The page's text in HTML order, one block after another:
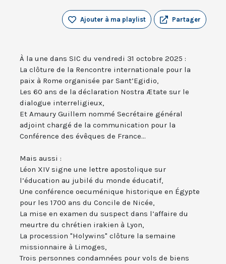
Partager
Ajouter à ma playlist
À la une dans SIC du vendredi 31 octobre 2025 :
La clôture de la Rencontre internationale pour la
paix à Rome organisée par Sant’Egidio,
Les 60 ans de la déclaration Nostra Ætate sur le
dialogue interreligieux,
Et Amaury Guillem nommé Secrétaire général
adjoint chargé de la communication pour la
Conférence des évêques de France...
Mais aussi :
Léon XIV signe une lettre apostolique sur
l’éducation au jubilé du monde éducatif,
Une conférence oecuménique historique en Égypte
pour les 1700 ans du Concile de Nicée,
La mise en examen du suspect dans l’affaire du
meurtre du chrétien irakien à Lyon,
La procession "Holywins" clôture la semaine
missionnaire à Limoges,
Trois personnes condamnées pour vols de biens